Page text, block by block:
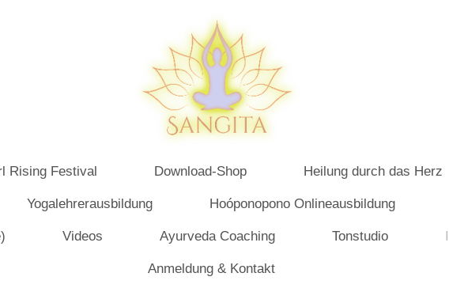
Rising Festival Download-Shop Heilung durch das Herz
Yogalehrerausbildung Hoóponopono Onlineausbildung
Videos Ayurveda Coaching Tonstudio
Anmeldung & Kontakt